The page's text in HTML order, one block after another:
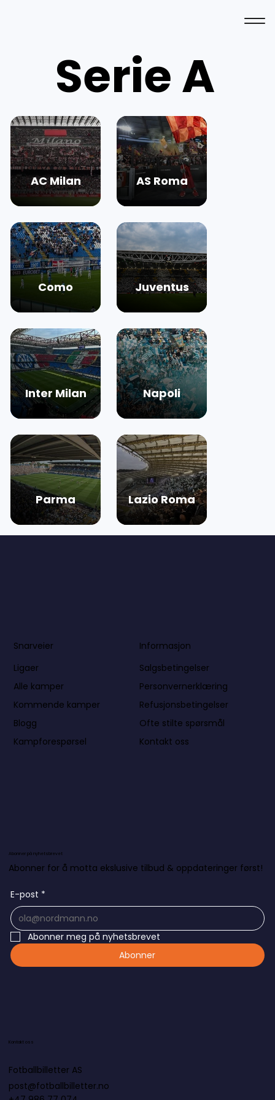
Serie A
AC Milan AS Roma
Como Juventus
Inter Milan Napoli
Parma Lazio Roma
Snarveier
Ligaer
Alle kamper
Kommende kamper
Blogg
Kampforespørsel
Informasjon
Salgsbetingelser
Personvernerklæring
Refusjonsbetingelser
Ofte stilte spørsmål
Kontakt oss
Abonner på nyhetsbrevet
Abonner for å motta ekslusive tilbud & oppdateringer først!
E-post *
Abonner meg på nyhetsbrevet
Abonner
Kontakt oss
Fotballbilletter AS
post@fotballbilletter.no